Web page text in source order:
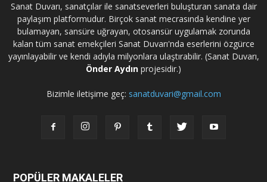
Sanat Duvarı, sanatçılar ile sanatseverleri buluşturan sanata dair
paylaşım platformudur. Birçok sanat mecrasında kendine yer
bulamayan, sansüre uğrayan, otosansür uygulamak zorunda
kalan tüm sanat emekçileri Sanat Duvarı'nda eserlerini özgürce
yayınlayabilir ve kendi adıyla milyonlara ulaştırabilir. (Sanat Duvarı,
Önder Aydın projesidir.)
Bizimle iletişime geç: sanatduvari@gmail.com
POPÜLER MAKALELER